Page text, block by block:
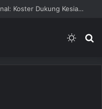
Latihan Kesiapsiagaan Operasional: Koster Dukung Kesiapsiagaan Bencana
Switch